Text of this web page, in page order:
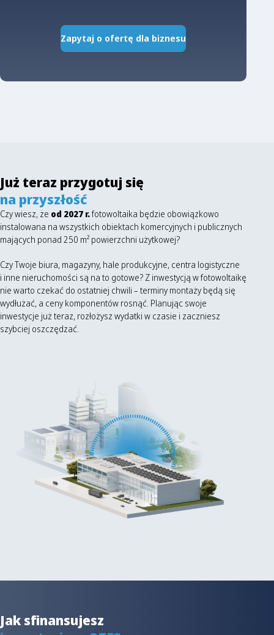
Zapytaj o ofertę dla biznesu
Już teraz przygotuj się
na przyszłość
Czy wiesz, że od 2027 r.fotowoltaika będzie obowiązkowo
instalowana na wszystkich obiektach komercyjnych i publicznych
mających ponad 250 m² powierzchni użytkowej?
Czy Twoje biura, magazyny, hale produkcyjne, centra logistyczne
i inne nieruchomości są na to gotowe? Z inwestycją w fotowoltaikę
nie warto czekać do ostatniej chwili – terminy montaży będą się
wydłużać, a ceny komponentów rosnąć. Planując swoje
inwestycje już teraz, rozłożysz wydatki w czasie i zaczniesz
szybciej oszczędzać.
Jak sfinansujesz